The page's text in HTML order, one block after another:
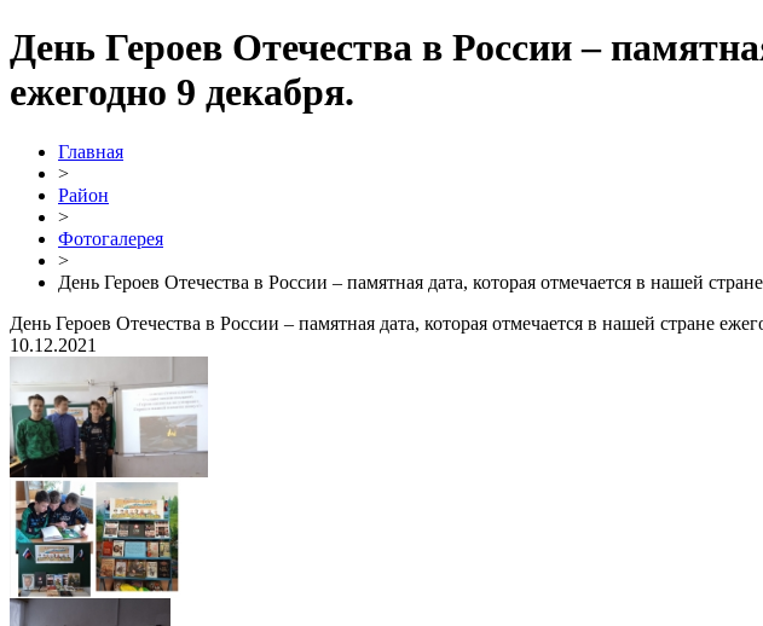
День Героев Отечества в России –
ежегодно 9 декабря.
Главная
>
Район
>
Фотогалерея
>
День Героев Отечества в России – памятная дата, которая отмечается в нашей
День Героев Отечества в России – памятная дата, которая отмечается в нашей стране
10.12.2021